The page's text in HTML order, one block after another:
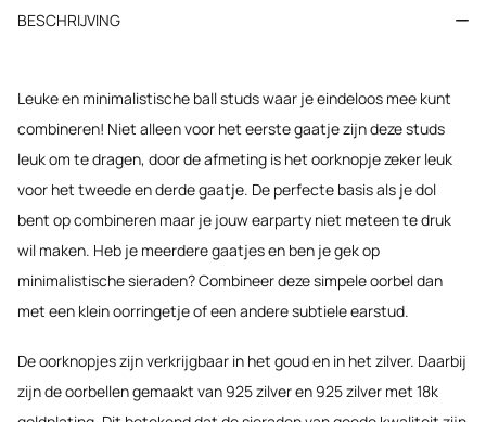
BESCHRIJVING
Leuke en minimalistische ball studs waar je eindeloos mee kunt
combineren! Niet alleen voor het eerste gaatje zijn deze studs
leuk om te dragen, door de afmeting is het oorknopje zeker leuk
voor het tweede en derde gaatje. De perfecte basis als je dol
bent op combineren maar je jouw earparty niet meteen te druk
wil maken. Heb je meerdere gaatjes en ben je gek op
minimalistische sieraden? Combineer deze simpele oorbel dan
met een klein oorringetje of een andere subtiele earstud.
De oorknopjes zijn verkrijgbaar in het goud en in het zilver. Daarbij
zijn de oorbellen gemaakt van 925 zilver en 925 zilver met 18k